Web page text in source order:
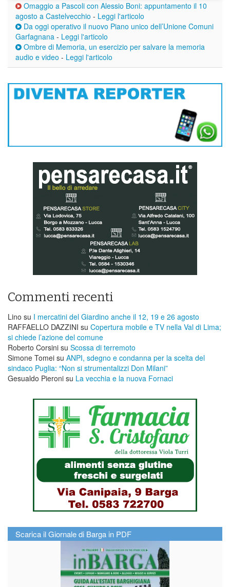
Omaggio a Pascoli con Alessio Boni: appuntamento il 10
agosto a Castelvecchio - Leggi l'articolo
Da oggi operativo il nuovo Piano unico dell’Unione Comuni
Garfagnana - Leggi l'articolo
Ombre di Memoria, un esercizio per salvare la memoria
audio e video - Leggi l'articolo
Commenti recenti
Lino su I mercatini del Giardino anche il 12, 19 e 26 agosto
RAFFAELLO DAZZINI su ​Copertura mobile e TV nella Val di Lima;
si chiede l’azione del comune
Roberto Corsini su Scossa di terremoto
Simone Tomei su ANPI, sdegno e condanna per la scelta del
sindaco Puglia: “Non si strumentalizzi Don Milani”
Gesualdo Pieroni su La vecchia e la nuova Fornaci
Scarica il Giornale di Barga in PDF